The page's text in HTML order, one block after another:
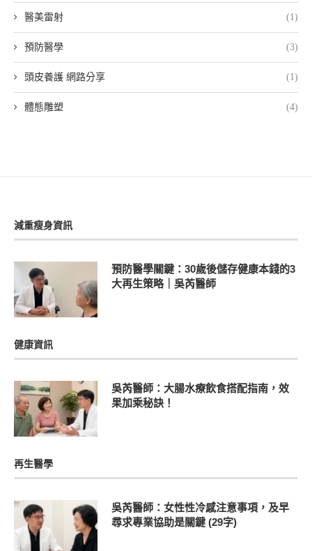
醫美雷射 (1)
預防醫學 (3)
頭皮養護 網路分享 (1)
體態雕塑 (4)
減重瘦身資訊
預防醫學關鍵：30歲後儲存健康本錢的3
大再生策略｜吳芮醫師
健康資訊
吳芮醫師：大腸水療飲食搭配指南，效
果加乘秘訣！
再生醫學
吳芮醫師：女性性冷感注意事項，及早
尋求專業協助是關鍵 (29字)